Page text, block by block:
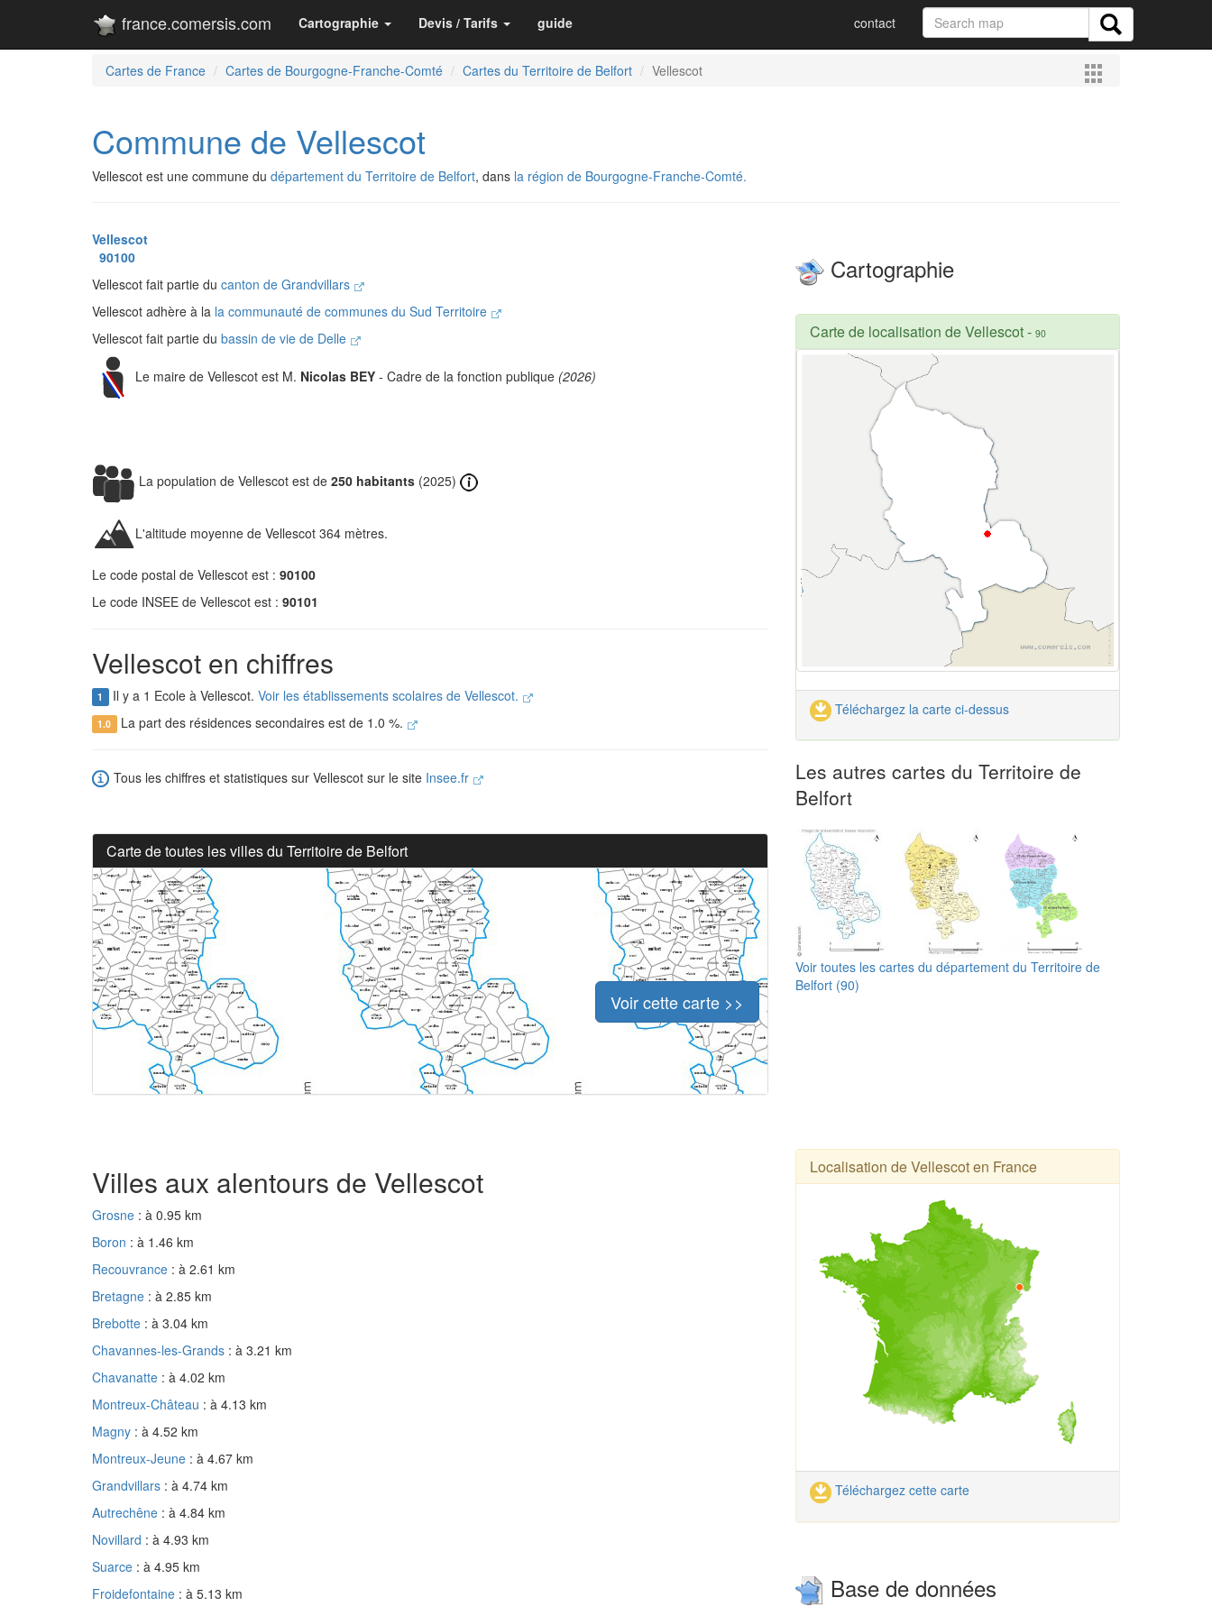
france.comersis.com Cartographie Devis / Tarifs guide contact
Cartes de France Cartes de Bourgogne-Franche-Comté Cartes du Territoire de Belfort Vellescot
Commune de Vellescot
Vellescot est une commune du département du Territoire de Belfort, dans la région de Bourgogne-Franche-Comté.
Vellescot
90100
Vellescot fait partie du canton de Grandvillars
Vellescot adhère à la la communauté de communes du Sud Territoire
Vellescot fait partie du bassin de vie de Delle
Le maire de Vellescot est M. Nicolas BEY - Cadre de la fonction publique (2026)
La population de Vellescot est de 250 habitants (2025)
L'altitude moyenne de Vellescot 364 mètres.
Le code postal de Vellescot est : 90100
Le code INSEE de Vellescot est : 90101
Vellescot en chiffres
1 Il y a 1 Ecole à Vellescot. Voir les établissements scolaires de Vellescot.
1.0 La part des résidences secondaires est de 1.0 %.
Tous les chiffres et statistiques sur Vellescot sur le site Insee.fr
Carte de toutes les villes du Territoire de Belfort
Voir cette carte >>
Cartographie
Carte de localisation de Vellescot- 90
Téléchargez la carte ci-dessus
Les autres cartes du Territoire de
Belfort
Voir toutes les cartes du département du Territoire de
Belfort (90)
Villes aux alentours de Vellescot
Grosne : à 0.95 km
Boron : à 1.46 km
Recouvrance : à 2.61 km
Bretagne : à 2.85 km
Brebotte : à 3.04 km
Chavannes-les-Grands : à 3.21 km
Chavanatte : à 4.02 km
Montreux-Château : à 4.13 km
Magny : à 4.52 km
Montreux-Jeune : à 4.67 km
Grandvillars : à 4.74 km
Autrechêne : à 4.84 km
Novillard : à 4.93 km
Suarce : à 4.95 km
Froidefontaine : à 5.13 km
Localisation de Vellescot en France
Téléchargez cette carte
Base de données